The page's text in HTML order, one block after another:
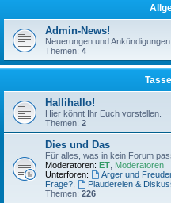
Admin-News!
Neuerungen und
Themen: 4
Hallihallo!
Hier könnt Ihr Euch vorstellen.
Themen: 2
Dies und Das
Für alles, was in kein Forum
Moderatoren: ET Moderatoren
Unterforen:
Ärger und
Frage?
Plaudereien &
Themen: 226